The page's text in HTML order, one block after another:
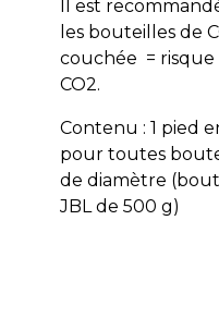
Il est
les bouteilles de
couchée =
CO2.
Contenu : 1 pied
pour toutes
de diamètre
JBL de 500 g)